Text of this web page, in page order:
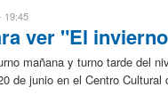
19:45
ver "El
mañana y turno tarde del
de junio en el Centro Cultural